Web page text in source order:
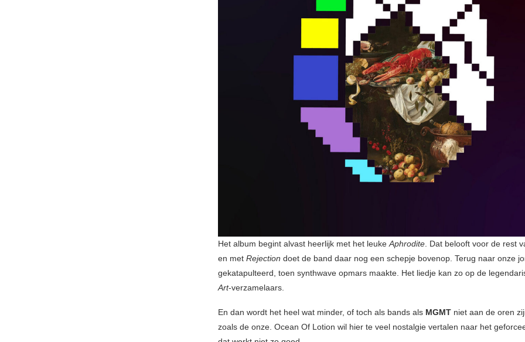
Het album begint alvast heerlijk met het leukeAphrodite. Dat belooft voor de rest
en met Rejection doet de band daar nog een schepje bovenop. Terug naar onze
gekatapulteerd, toen synthwave opmars maakte. Het liedje kan zo op de
Art-verzamelaars.
En dan wordt het heel wat minder, of toch als bands als MGMT niet aan de oren
zoals de onze. Ocean Of Lotion wil hier te veel nostalgie vertalen naar het